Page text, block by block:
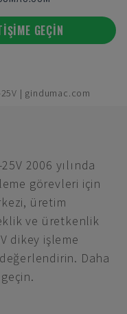
GEÇIN
25V | gindumac.com
2006 yılında
görevleri için
üretim
ve üretkenlik
dikey işleme
Daha